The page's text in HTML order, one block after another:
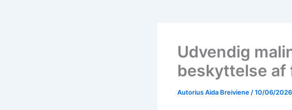
Udvendig
beskyttelse af
AutoriusAida Breiviene /10/06/2026